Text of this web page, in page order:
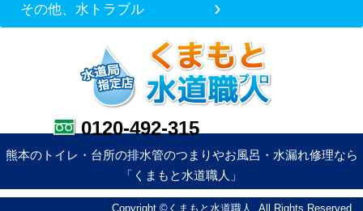
その他、水トラブル
0120-492-315
熊本のトイレ・台所の排水管のつまりやお風呂・水漏れ修理なら
「くまもと水道職人」
Copyright ©くまもと水道職人. All Rights Reserved.